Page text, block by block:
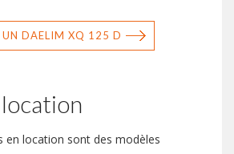
UN DAELIM XQ 125 D
en location sont des modèles